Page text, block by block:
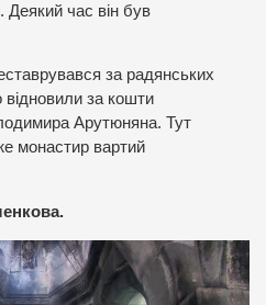
час він був
за радянських
відновили за кошти
Арутюняна. Тут
монастир вартий